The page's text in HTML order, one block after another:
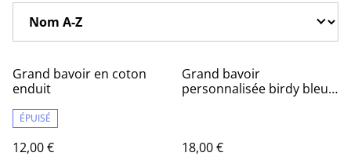
Grand bavoir en coton
enduit
ÉPUISÉ
12,00 €
Grand bavoir
personnalisée birdy bleu
18,00 €